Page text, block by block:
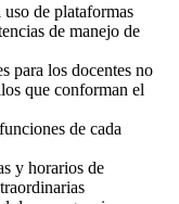
de plataformas
de manejo de
para los docentes no
que conforman el
de cada
y horarios de